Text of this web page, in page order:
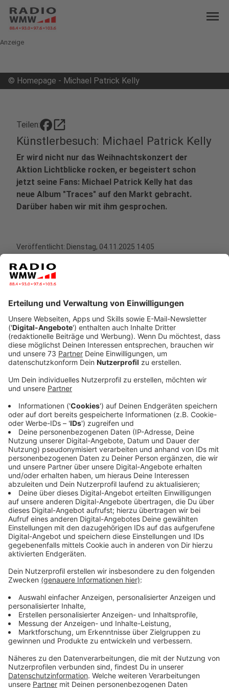
menu
Anzeige
© Homepage - Michael Patrick Kelly
Teilen: open_in_new
Künstlerbesuch: Michael Patrick Kelly
Er wird nicht nur das Weihnachtskonzert der
Aktion Lichtblicke rocken, er begeistert schon
jetzt seine Fans: Michael Patrick Kelly hat das
neue Album "Traces" auf den Markt gebracht.
Darüber haben wir mit ihm gesprochen.
Veröffentlicht: Dienstag, 04.11.2025 14:05
Anzeige
Michael Patrick Kelly ist nicht nur ein begnadeter
Musiker, sondern auch ein Mensch mit großem Herz.
Im Interview mit Moderator Robert Janz erzählt er von
seinem Engagement für die Aktion Lichtblicke, die
bedürftige Menschen in Nordrhein-Westfalen
Radiosender so viel Energie investiert, um Menschen
Unterstützung brauchen", sagt Kelly. Er schätzt
besonders die Transparenz der Organisation: "Bei euch
weiß man einfach, dass die Hilfe dort ankommt, wo sie
gebraucht wird."
Anzeige
Michael Patrick Kelly spielt
Weihnachtskonzert für Aktion Lichtblicke
Anzeige
Am 10. Dezember schlagen Fanherzen höher. Michael
Patrick Kellywird für dieAktion Lichtblicke
exklusives Weihnachtskonzert spielen. Und ihr könnt
dabei sein. Weitere Infos, wie ihr Tickets für das
Konzert gewinnen könnt, wo es ist usw. folgen an
dieser Stelle in den kommenden Tagen.